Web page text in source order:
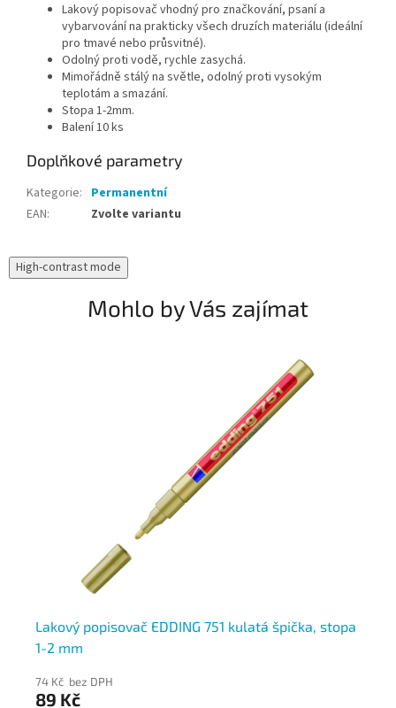
Lakový popisovač vhodný pro značkování, psaní a
vybarvování na prakticky všech druzích materiálu (ideální
pro tmavé nebo průsvitné).
Odolný proti vodě, rychle zasychá.
Mimořádně stálý na světle, odolný proti vysokým
teplotám a smazání.
Stopa 1-2mm.
Balení 10 ks
Doplňkové parametry
Kategorie: Permanentní
EAN: Zvolte variantu
High-contrast mode
Mohlo by Vás zajímat
Lakový popisovač EDDING 751 kulatá špička, stopa
1-2 mm
74 Kč bez DPH
89 Kč